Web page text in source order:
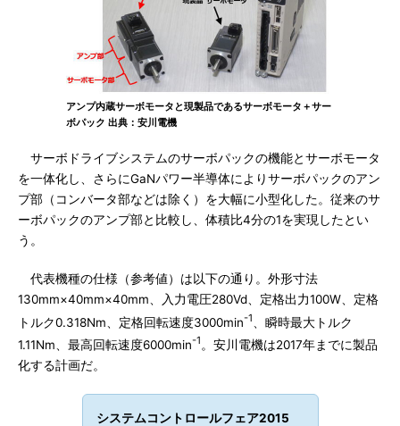
アンプ内蔵サーボモータと現製品であるサーボモータ＋サー
ボパック 出典：安川電機
サーボドライブシステムのサーボパックの機能とサーボモータ
を一体化し、さらにGaNパワー半導体によりサーボパックのアン
プ部（コンバータ部などは除く）を大幅に小型化した。従来のサ
ーボパックのアンプ部と比較し、体積比4分の1を実現したとい
う。
代表機種の仕様（参考値）は以下の通り。外形寸法
130mm×40mm×40mm、入力電圧280Vd、定格出力100W、定格
トルク0.318Nm、定格回転速度3000min-1
、瞬時最大トルク
1.11Nm、最高回転速度6000min-1 。安川電機は2017年までに製品
化する計画だ。
システムコントロールフェア2015